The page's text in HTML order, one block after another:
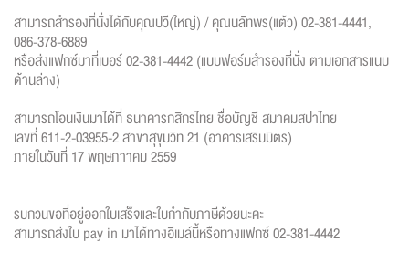
สามารถสำรองที่นั่งได้กับคุณปวี(ใหญ่) / คุณนลัทพร(แต้ว) 02-381-4441,
086-378-6889
หรือส่งแฟกซ์มาที่เบอร์ 02-381-4442 (แบบฟอร์มสำรองที่นั่ง ตามเอกสารแนบ
ด้านล่าง)
สามารถโอนเงินมาได้ที่ ธนาคารกสิกรไทย ชื่อบัญชี สมาคมสปาไทย
เลขที่ 611-2-03955-2 สาขาสุขุมวิท 21 (อาคารเสริมมิตร)
ภายในวันที่ 17 พฤษภาาคม 2559
รบกวนขอที่อยู่ออกใบเสร็จและใบกำกับภาษีด้วยนะคะ
สามารถส่งใบ pay in มาได้ทางอีเมล์นี้หรือทางแฟกซ์ 02-381-4442